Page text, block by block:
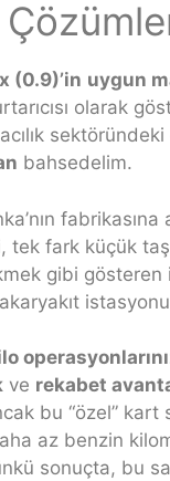
(0.9)’in uygun
olarak
sektöründeki
bahsedelim.
fabrikasına
tek fark küçük
gibi gösteren
istasyonu
ve rekabet
bu “özel” kart
az benzin
sonuçta, bu